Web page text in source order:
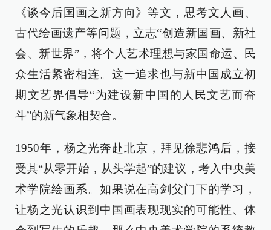
《谈今后国画之新方向》等文，思考文人画、
古代绘画遗产等问题，立志“创造新国画、新社
会、新世界”，将个人艺术理想与家国命运、民
众生活紧密相连。这一追求也与新中国成立初
期文艺界倡导“为建设新中国的人民文艺而奋
斗”的新气象相契合。
1950年，杨之光奔赴北京，拜见徐悲鸿后，接
受其“从零开始，从头学起”的建议，考入中央美
术学院绘画系。如果说在高剑父门下的学习，
让杨之光认识到中国画表现现实的可能性、体